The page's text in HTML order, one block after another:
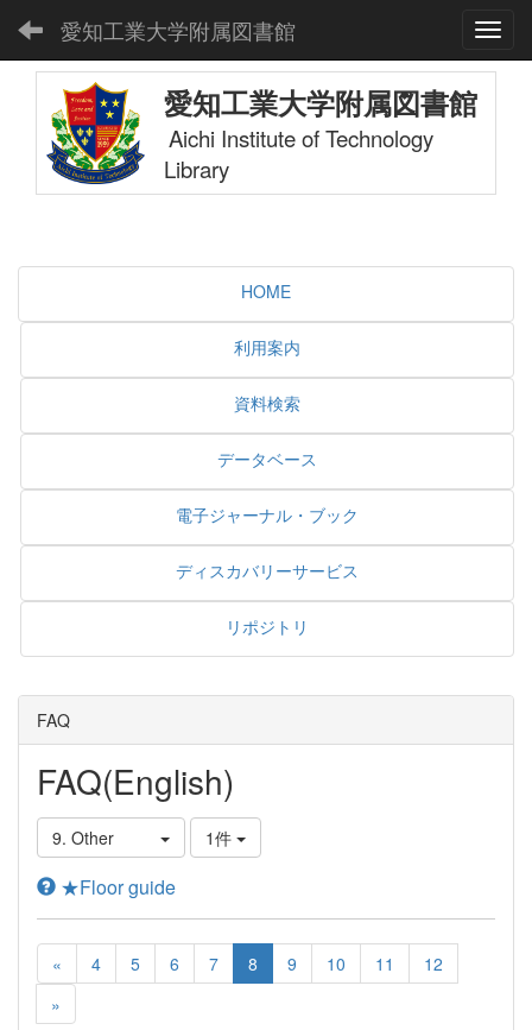
愛知工業大学附属図書館
愛知工業大学附属図書館
Aichi Institute of Technology
Library
HOME
利用案内
資料検索
データベース
電子ジャーナル・ブック
ディスカバリーサービス
リポジトリ
FAQ
FAQ(English)
9. Other 1件
★Floor guide
« 4 5 6 7 8 9 10 11
12
»